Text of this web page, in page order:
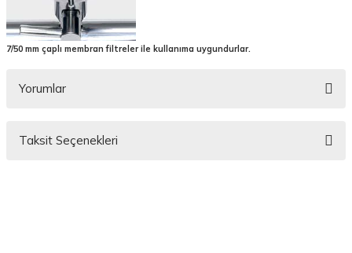
7/50 mm çaplı membran filtreler ile kullanıma uygundurlar.
Yorumlar
Taksit Seçenekleri